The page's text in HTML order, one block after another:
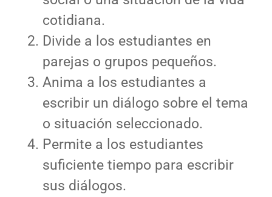
cotidiana.
Divide a los estudiantes en
parejas o grupos pequeños.
Anima a los estudiantes a
escribir un diálogo sobre el tema
o situación seleccionado.
Permite a los estudiantes
suficiente tiempo para escribir
sus diálogos.